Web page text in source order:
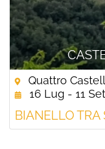
Quattro
16 Lug - 11
BIANELLO TRA